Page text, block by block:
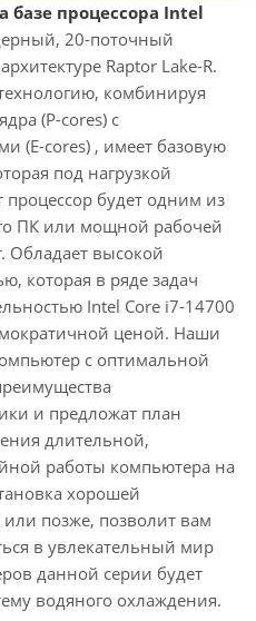
базе процессора Intel
20-поточный
Raptor Lake-R.
комбинируя
(P-cores) с
(E-cores) , имеет базовую
под нагрузкой
процессор будет одним из
ПК или мощной рабочей
Обладает высокой
которая в ряде задач
Intel Core i7-14700
ценой. Наши
с оптимальной
и предложат план
длительной,
работы компьютера на
хорошей
позже, позволит вам
в увлекательный мир
данной серии будет
водяного охлаждения.